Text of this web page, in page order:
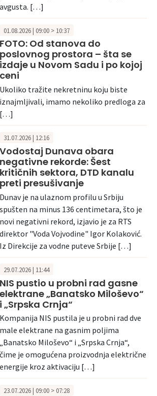
avgusta. […]
01.08.2026 | 09:00 > 10:37
FOTO: Od stanova do
poslovnog prostora – šta se
izdaje u Novom Sadu i po kojoj
ceni
Ukoliko tražite nekretninu koju biste
iznajmljivali, imamo nekoliko predloga za
[…]
31.07.2026 | 12:16
Vodostaj Dunava obara
negativne rekorde: Šest
kritičnih sektora, DTD kanalu
preti presušivanje
Dunav je na ulaznom profilu u Srbiju
spušten na minus 136 centimetara, što je
novi negativni rekord, izjavio je za RTS
direktor "Voda Vojvodine" Igor Kolaković.
Iz Direkcije za vodne puteve Srbije […]
29.07.2026 | 11:44
NIS pustio u probni rad gasne
elektrane „Banatsko Miloševo“
i „Srpska Crnja“
Kompanija NIS pustila je u probni rad dve
male elektrane na gasnim poljima
„Banatsko Miloševo“ i „Srpska Crnja“,
čime je omogućena proizvodnja električne
energije kroz aktivaciju […]
23.07.2026 | 09:00 > 07:28